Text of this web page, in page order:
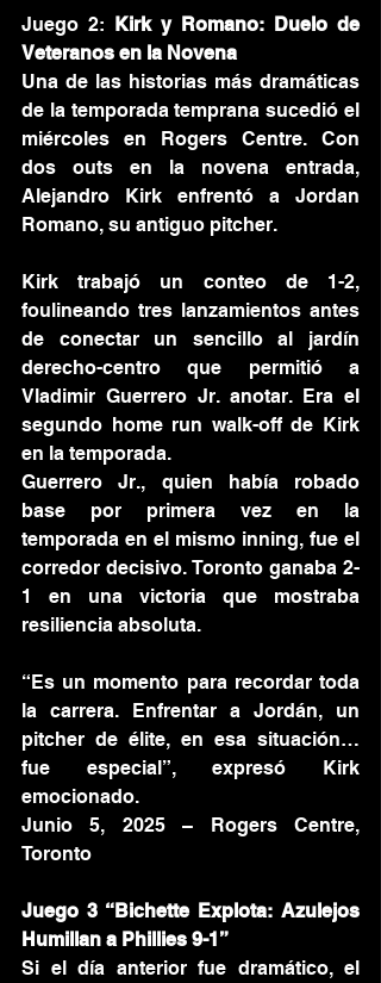
Juego 2: Kirk y Romano: Duelo de
Veteranos en la Novena
Una de las historias más dramáticas
de la temporada temprana sucedió el
miércoles en Rogers Centre. Con
dos outs en la novena entrada,
Alejandro Kirk enfrentó a Jordan
Romano, su antiguo pitcher.
Kirk trabajó un conteo de 1-2,
foulineando tres lanzamientos antes
de conectar un sencillo al jardín
derecho-centro que permitió a
Vladimir Guerrero Jr. anotar. Era el
segundo home run walk-off de Kirk
en la temporada.
Guerrero Jr., quien había robado
base por primera vez en la
temporada en el mismo inning, fue el
corredor decisivo. Toronto ganaba 2-
1 en una victoria que mostraba
resiliencia absoluta.
“Es un momento para recordar toda
la carrera. Enfrentar a Jordán, un
pitcher de élite, en esa situación…
fue especial”, expresó Kirk
emocionado.
Junio 5, 2025 – Rogers Centre,
Toronto
Juego 3 “Bichette Explota: Azulejos
Humillan a Phillies 9-1”
Si el día anterior fue dramático, el